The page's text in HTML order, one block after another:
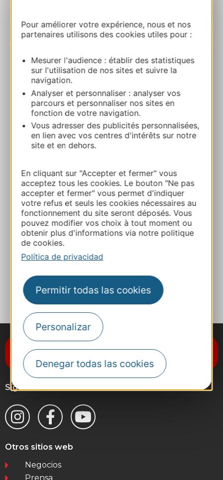
Pour améliorer votre expérience, nous et nos
partenaires utilisons des cookies utiles pour :
Mesurer l'audience : établir des statistiques
sur l'utilisation de nos sites et suivre la
navigation.
Analyser et personnaliser : analyser vos
parcours et personnaliser nos sites en
fonction de votre navigation.
Vous adresser des publicités personnalisées,
en lien avec vos centres d'intérêts sur notre
site et en dehors.
En cliquant sur "Accepter et fermer" vous
acceptez tous les cookies. Le bouton "Ne pas
accepter et fermer" vous permet d'indiquer
votre refus et seuls les cookies nécessaires au
fonctionnement du site seront déposés. Vous
pouvez modifier vos choix à tout moment ou
obtenir plus d'informations via notre politique
de cookies.
Política de privacidad
Permitir todas las cookies
Personalizar
Denegar todas las cookies
Leaflet| Map data ©OpenStreetMap contributors
RESERVA
Les Bois
Mas de Causse – Lincarque 81150
CESTAYROLS
05 63 48 83 01
E-mail
Sitio web
Suscríbase al boletín de noticias
Destination Occitanie
Síganos
Otros sitios web
Negocios
Prensa